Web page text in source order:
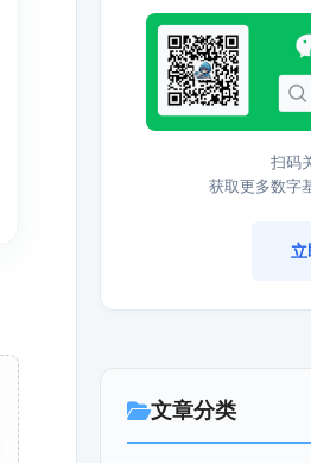
扫码
获取更多数字
立
文章分类